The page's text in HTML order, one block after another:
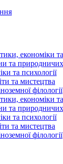
економіки
та
та психології
та мистецтва
філології
економіки
та
та психології
та мистецтва
філології